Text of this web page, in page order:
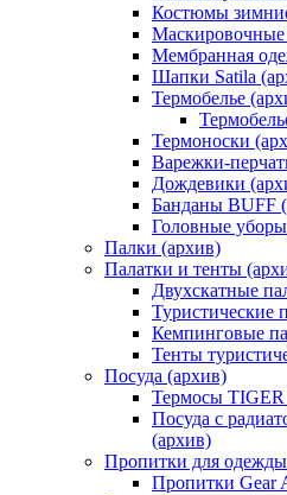
Костюмы
Мембранная
Шапки Satila
Термобелье
Термоноски
Варежки-
Дождевики
Банданы BUFF
Головные
Палки (архив)
Палатки и тенты
Двухскатные
Туристические
Кемпинговые
Тенты
Посуда (архив)
Термосы TIGER
Посуда с
(архив)
Пропитки для
Пропитки Gear